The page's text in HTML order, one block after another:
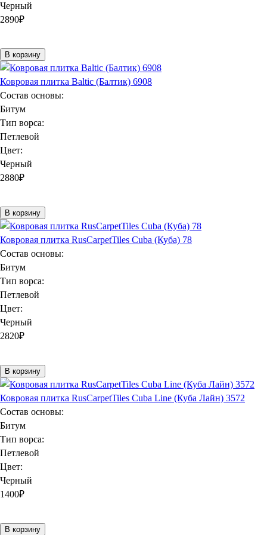
Черный
2890₽
В корзину
Ковровая плитка Baltic (Балтик) 6908
Состав основы:
Битум
Тип ворса:
Петлевой
Цвет:
Черный
2880₽
В корзину
Ковровая плитка RusCarpetTiles Cuba (Куба) 78
Состав основы:
Битум
Тип ворса:
Петлевой
Цвет:
Черный
2820₽
В корзину
Ковровая плитка RusCarpetTiles Cuba Line (Куба Лайн) 3572
Состав основы:
Битум
Тип ворса:
Петлевой
Цвет:
Черный
1400₽
В корзину